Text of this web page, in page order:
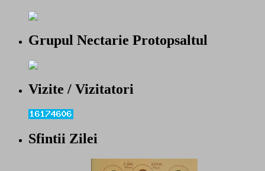
Grupul Nectarie Protopsaltul
Vizite / Vizitatori
Sfintii Zilei